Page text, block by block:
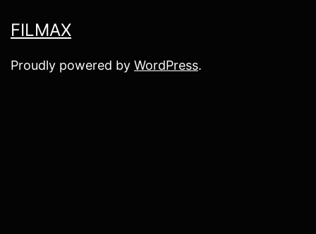
FILMAX
Proudly powered by WordPress.